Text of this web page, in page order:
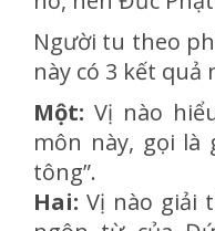
Người tu theo
này có 3 kết quả
Một: Vị nào
môn này, gọi là
tông”.
Hai: Vị nào giải